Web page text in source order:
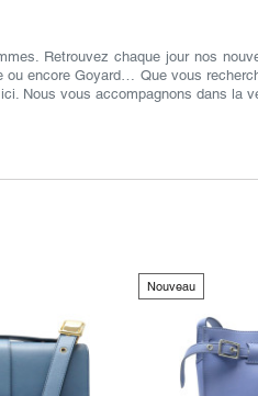
Retrouvez chaque jour nos
ou encore Goyard… Que vous
Nous vous accompagnons dans
Nouveau